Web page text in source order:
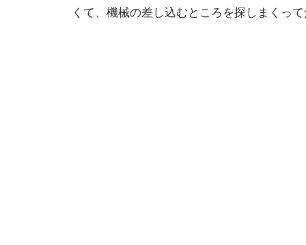
くて、機械の差し込むところを探しまくっ